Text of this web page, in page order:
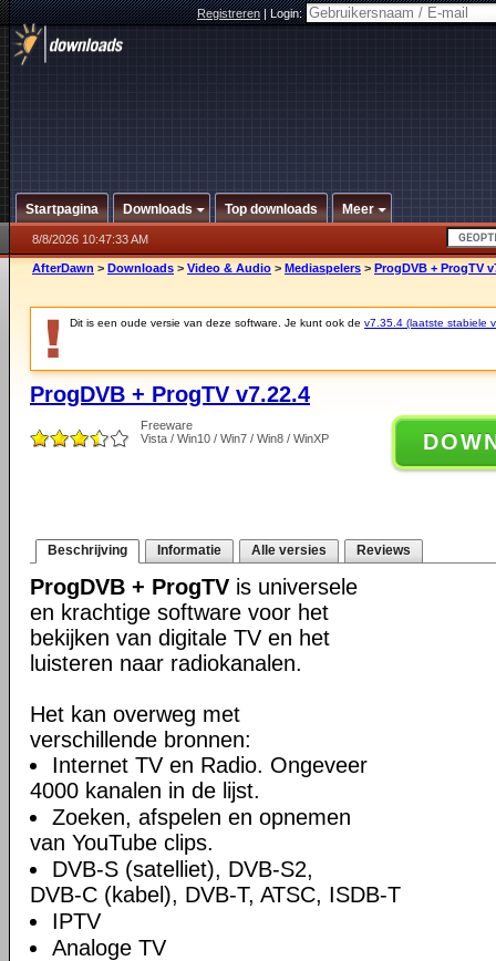
Registreren|Login:
Startpagina Downloads Top downloads Meer
8/8/2026 10:47:33 AM
AfterDawn > Downloads > Video & Audio > Mediaspelers > ProgDVB + ProgTV
Dit is een oude versie van deze software. Je kunt ook de v7.35.4 (laatste stabiele
ProgDVB + ProgTV v7.22.4
Freeware
Vista / Win10 / Win7 / Win8 / WinXP
Beschrijving Informatie Alle versies Reviews
ProgDVB + ProgTV is universele
en krachtige software voor het
bekijken van digitale TV en het
luisteren naar radiokanalen.
Het kan overweg met
verschillende bronnen:
Internet TV en Radio. Ongeveer
4000 kanalen in de lijst.
Zoeken, afspelen en opnemen
van YouTube clips.
DVB-S (satelliet), DVB-S2,
DVB-C (kabel), DVB-T, ATSC, ISDB-T
IPTV
Analoge TV